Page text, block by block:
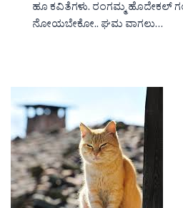
ಹೂ ಕವಿತೆಗಳು. ರಂಗಮ್ಮ ಹೊದೇಕಲ್
ನೋಯಬೇಕೋ.. ಘಮ ವಾಗಲು…